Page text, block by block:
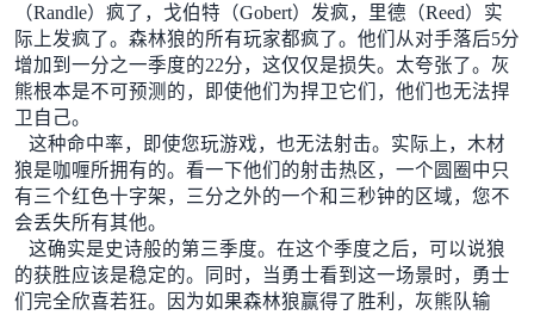
（Randle）疯了，戈伯特（Gobert）发疯，里德（Reed）实
际上发疯了。森林狼的所有玩家都疯了。他们从对手落后5分
增加到一分之一季度的22分，这仅仅是损失。太夸张了。灰
熊根本是不可预测的，即使他们为捍卫它们，他们也无法捍
卫自己。
这种命中率，即使您玩游戏，也无法射击。实际上，木材
狼是咖喱所拥有的。看一下他们的射击热区，一个圆圈中只
有三个红色十字架，三分之外的一个和三秒钟的区域，您不
会丢失所有其他。
这确实是史诗般的第三季度。在这个季度之后，可以说狼
的获胜应该是稳定的。同时，当勇士看到这一场景时，勇士
们完全欣喜若狂。因为如果森林狼赢得了胜利，灰熊队输